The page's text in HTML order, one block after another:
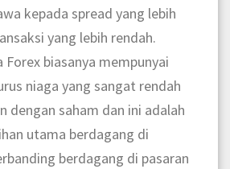
kepada spread yang lebih
yang lebih rendah.
Forex biasanya mempunyai
niaga yang sangat rendah
dengan saham dan ini adalah
utama berdagang di
berdagang di pasaran